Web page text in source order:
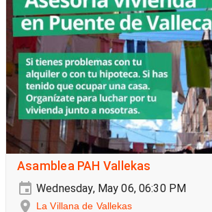
Asamblea PAH Vallekas
Wednesday, May 06, 06:30 PM
La Villana de Vallekas